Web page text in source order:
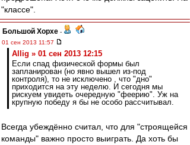
"классе".
Большой Хорхе -
01 сен 2013 11:57
Allig » 01 сен 2013 12:15
Если спад физической формы был
запланирован (но явно вышел из-под
контроля), то не исключено , что "дно"
приходится на эту неделю. И сегодня мы
рискуем увидеть очередную "феерию". Уж на
крупную победу я бы не особо рассчитывал.
Всегда убеждённо считал, что для "строящейся
команды" важно просто выиграть. Да хоть бы